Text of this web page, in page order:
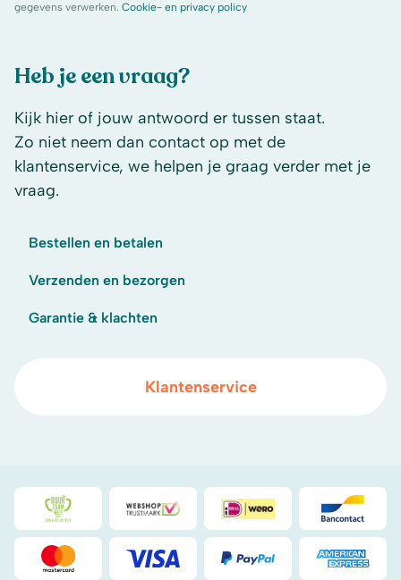
Heb je een vraag?
Kijk hier of jouw antwoord er tussen staat.
Zo niet neem dan contact op met de
klantenservice, we helpen je graag verder met je
vraag.
Bestellen en betalen
Verzenden en bezorgen
Garantie & klachten
Klantenservice
gegevens verwerken. Cookie- en privacy policy
Duurzaamheidsprijs duin- & bollenstreek
WebwinkelKeuriDeal
Mastercard Visa PayPal